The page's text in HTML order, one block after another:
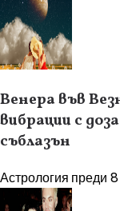
Венера във
вибрации с
съблазън
Астрология преди